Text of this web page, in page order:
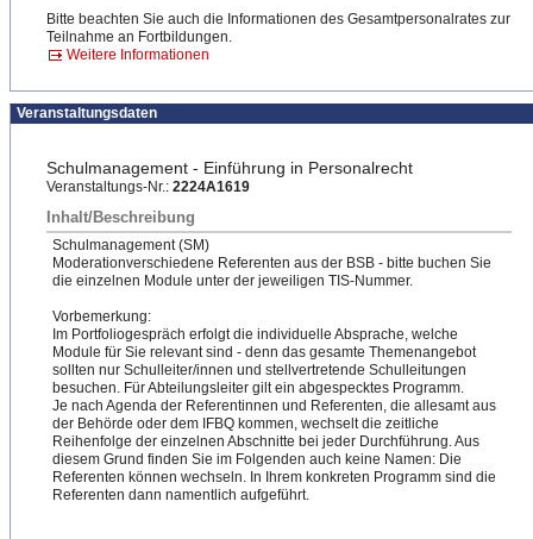
Bitte beachten Sie auch die Informationen des Gesamtpersonalrates zur
Teilnahme an Fortbildungen.
Weitere Informationen
Veranstaltungsdaten
Schulmanagement - Einführung in Personalrecht
Veranstaltungs-Nr.: 2224A1619
Inhalt/Beschreibung
Schulmanagement (SM)
Moderationverschieden​e Referenten aus der BSB - bitte buchen Sie
die einzelnen Module unter der jeweiligen TIS-Nummer.
Vorbemerkung:
Im Portfoliogespräch erfolgt die individuelle Absprache, welche
Module für Sie relevant sind - denn das gesamte Themenangebot
sollten nur Schulleiter/innen und stellvertretende Schulleitungen
besuchen. Für Abteilungsleiter gilt ein abgespecktes Programm.
Je nach Agenda der Referentinnen und Referenten, die allesamt aus
der Behörde oder dem IFBQ kommen, wechselt die zeitliche
Reihenfolge der einzelnen Abschnitte bei jeder Durchführung. Aus
diesem Grund finden Sie im Folgenden auch keine Namen: Die
Referenten können wechseln. In Ihrem konkreten Programm sind die
Referenten dann namentlich aufgeführt.